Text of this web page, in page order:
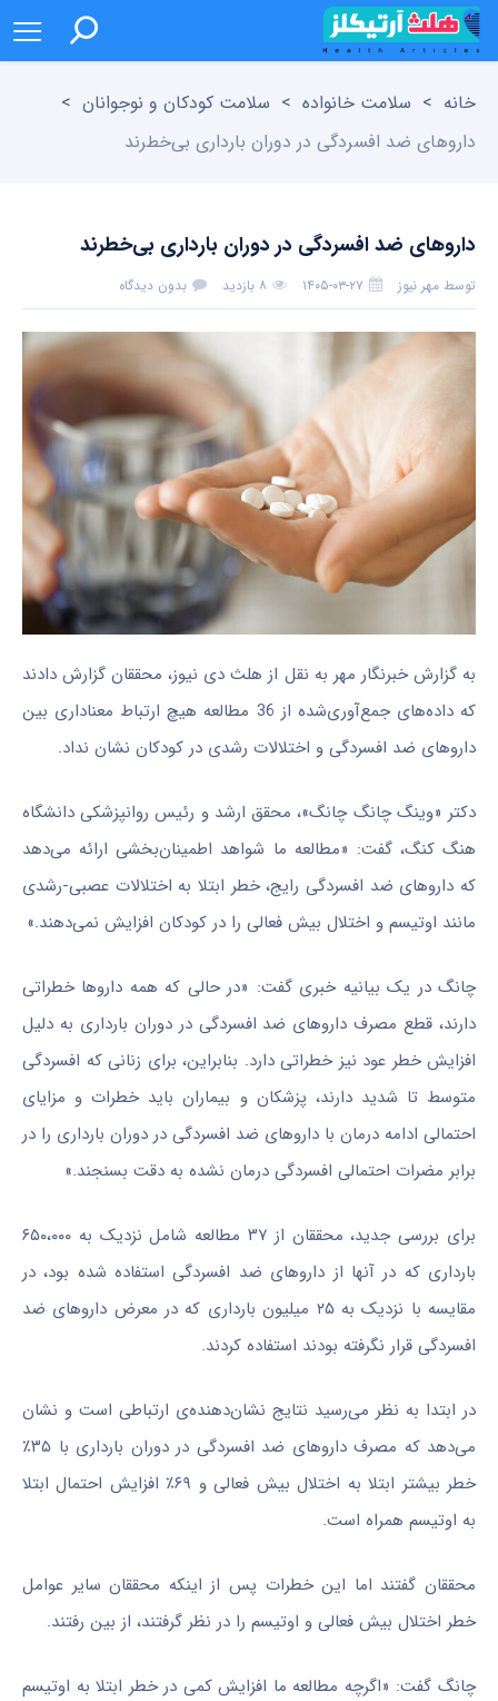
خانه > سلامت خانواده > سلامت کودکان و نوجوانان >
داروهای ضد افسردگی در دوران بارداری بی‌خطرند
داروهای ضد افسردگی در دوران بارداری بی‌خطرند
توسط مهر نیوز ۱۴۰۵-۰۳-۲۷ ۸ بازدید بدون دیدگاه
به گزارش خبرنگار مهر به نقل از هلث دی نیوز، محققان گزارش دادند
که داده‌های جمع‌آوری‌شده از 36 مطالعه هیچ ارتباط معناداری بین
داروهای ضد افسردگی و اختلالات رشدی در کودکان نشان نداد.
دکتر «وینگ چانگ چانگ»، محقق ارشد و رئیس روانپزشکی دانشگاه
هنگ کنگ، گفت: «مطالعه ما شواهد اطمینان‌بخشی ارائه می‌دهد
که داروهای ضد افسردگی رایج، خطر ابتلا به اختلالات عصبی-رشدی
مانند اوتیسم و اختلال بیش فعالی را در کودکان افزایش نمی‌دهند.»
چانگ در یک بیانیه خبری گفت: «در حالی که همه داروها خطراتی
دارند، قطع مصرف داروهای ضد افسردگی در دوران بارداری به دلیل
افزایش خطر عود نیز خطراتی دارد. بنابراین، برای زنانی که افسردگی
متوسط تا شدید دارند، پزشکان و بیماران باید خطرات و مزایای
احتمالی ادامه درمان با داروهای ضد افسردگی در دوران بارداری را در
برابر مضرات احتمالی افسردگی درمان نشده به دقت بسنجند.»
برای بررسی جدید، محققان از ۳۷ مطالعه شامل نزدیک به ۶۵۰،۰۰۰
بارداری که در آنها از داروهای ضد افسردگی استفاده شده بود، در
مقایسه با نزدیک به ۲۵ میلیون بارداری که در معرض داروهای ضد
افسردگی قرار نگرفته بودند استفاده کردند.
در ابتدا به نظر می‌رسید نتایج نشان‌دهنده‌ی ارتباطی است و نشان
می‌دهد که مصرف داروهای ضد افسردگی در دوران بارداری با ۳۵٪
خطر بیشتر ابتلا به اختلال بیش فعالی و ۶۹٪ افزایش احتمال ابتلا
به اوتیسم همراه است.
محققان گفتند اما این خطرات پس از اینکه محققان سایر عوامل
خطر اختلال بیش فعالی و اوتیسم را در نظر گرفتند، از بین رفتند.
چانگ گفت: «اگرچه مطالعه‌ ما افزایش کمی در خطر ابتلا به اوتیسم